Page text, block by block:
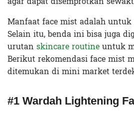
Manfaat face mist adalah
Selain itu, benda ini bisa juga
urutan skincare routineuntuk
Berikut rekomendasi face mist
ditemukan di mini market
#1 Wardah Lightening